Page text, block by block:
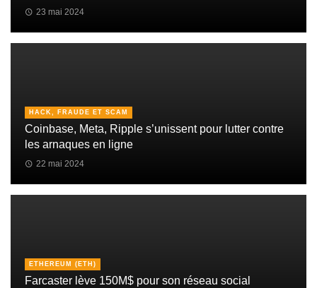
23 mai 2024
HACK, FRAUDE ET SCAM
Coinbase, Meta, Ripple s’unissent pour lutter contre
les arnaques en ligne
22 mai 2024
ETHEREUM (ETH)
Farcaster lève 150M$ pour son réseau social